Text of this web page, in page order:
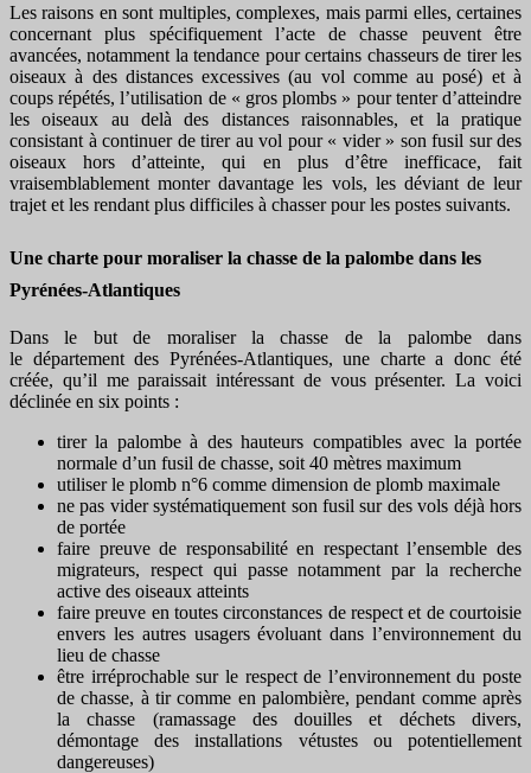
Les raisons en sont multiples, complexes, mais parmi elles, certaines
concernant plus spécifiquement l’acte de chasse peuvent être
avancées, notamment la tendance pour certains chasseurs de tirer les
oiseaux à des distances excessives (au vol comme au posé) et à
coups répétés, l’utilisation de « gros plombs » pour tenter d’atteindre
les oiseaux au delà des distances raisonnables, et la pratique
consistant à continuer de tirer au vol pour « vider » son fusil sur des
oiseaux hors d’atteinte, qui en plus d’être inefficace, fait
vraisemblablement monter davantage les vols, les déviant de leur
trajet et les rendant plus difficiles à chasser pour les postes suivants.
Une charte pour moraliser la chasse de la palombe dans les
Pyrénées-Atlantiques
Dans le but de moraliser la chasse de la palombe dans
le département des Pyrénées-Atlantiques, une charte a donc été
créée, qu’il me paraissait intéressant de vous présenter. La voici
déclinée en six points :
tirer la palombe à des hauteurs compatibles avec la portée
normale d’un fusil de chasse, soit 40 mètres maximum
utiliser le plomb n°6 comme dimension de plomb maximale
ne pas vider systématiquement son fusil sur des vols déjà hors
de portée
faire preuve de responsabilité en respectant l’ensemble des
migrateurs, respect qui passe notamment par la recherche
active des oiseaux atteints
faire preuve en toutes circonstances de respect et de courtoisie
envers les autres usagers évoluant dans l’environnement du
lieu de chasse
être irréprochable sur le respect de l’environnement du poste
de chasse, à tir comme en palombière, pendant comme après
la chasse (ramassage des douilles et déchets divers,
démontage des installations vétustes ou potentiellement
dangereuses)